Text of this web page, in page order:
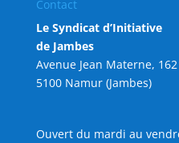
Contact
Le Syndicat d’Initiative
de Jambes
Avenue Jean Materne, 162
5100 Namur (Jambes)
Ouvert du mardi au